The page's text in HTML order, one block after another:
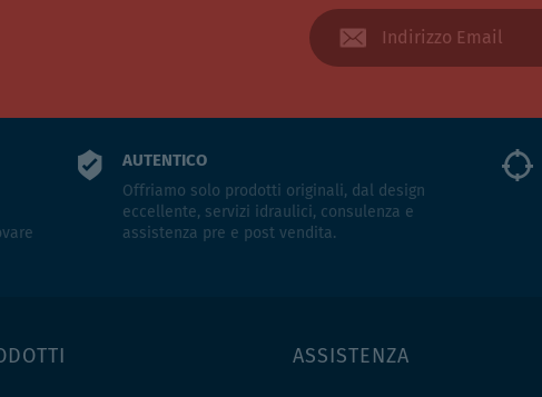
AUTENTICO
Offriamo solo prodotti originali, dal design
eccellente, servizi idraulici, consulenza e
assistenza pre e post vendita.
ASSISTENZA